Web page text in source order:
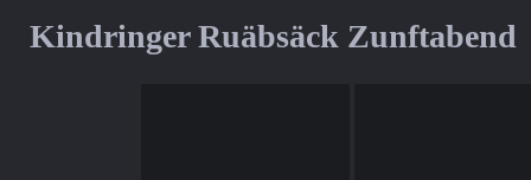
Kindringer Ruäbsäck Zunftabend